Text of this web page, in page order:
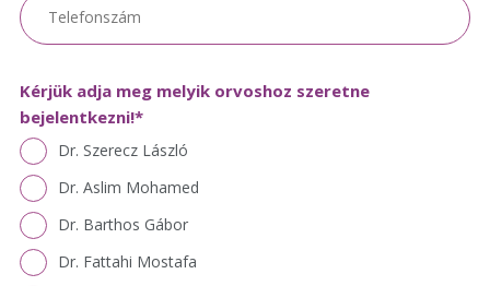
Kérjük adja meg melyik orvoshoz szeretne
bejelentkezni!*
Dr. Szerecz László
Dr. Aslim Mohamed
Dr. Barthos Gábor
Dr. Fattahi Mostafa